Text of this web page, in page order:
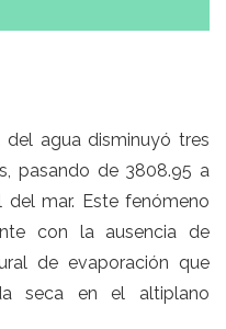
agua disminuyó tres
pasando de 3808.95 a
mar. Este fenómeno
con la ausencia de
de evaporación que
seca en el altiplano